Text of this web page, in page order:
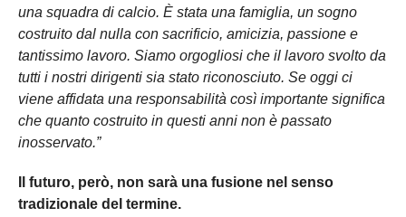
una squadra di calcio. È stata una famiglia, un sogno
costruito dal nulla con sacrificio, amicizia, passione e
tantissimo lavoro. Siamo orgogliosi che il lavoro svolto da
tutti i nostri dirigenti sia stato riconosciuto. Se oggi ci
viene affidata una responsabilità così importante significa
che quanto costruito in questi anni non è passato
inosservato.”
Il futuro, però, non sarà una fusione nel senso
tradizionale del termine.